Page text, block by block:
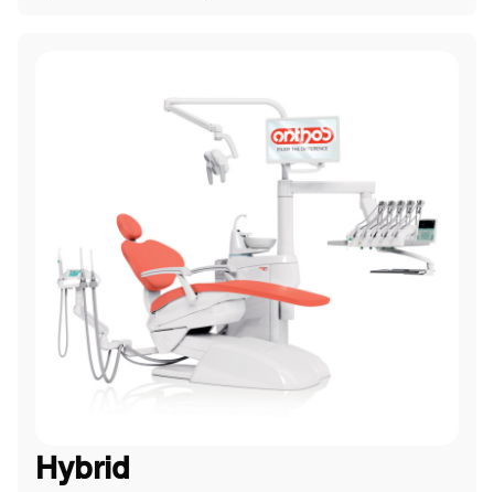
Hybrid